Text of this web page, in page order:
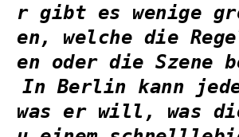
r gibt es wenige
en, welche die
en oder die Szene
In Berlin kann
was er will, was